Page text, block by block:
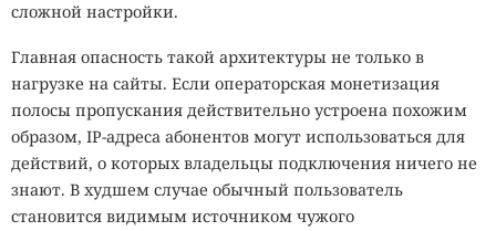
сложной настройки.
Главная опасность такой архитектуры не только в
нагрузке на сайты. Если операторская монетизация
полосы пропускания действительно устроена похожим
образом, IP-адреса абонентов могут использоваться для
действий, о которых владельцы подключения ничего не
знают. В худшем случае обычный пользователь
становится видимым источником чужого